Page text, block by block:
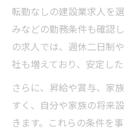
転勤なしの建設業求人を
みなどの勤務条件も確認
の求人では、週休二日制
社も増えており、安定し
さらに、昇給や賞与、家
すく、自分や家族の将来
きます。これらの条件を